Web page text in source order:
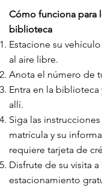
Cómo funciona para
biblioteca
Estacione su
al aire libre.
Anota el número de
Entra en la
allí.
Siga las
matrícula y su
requiere tarjeta de
Disfrute de su visita
estacionamiento